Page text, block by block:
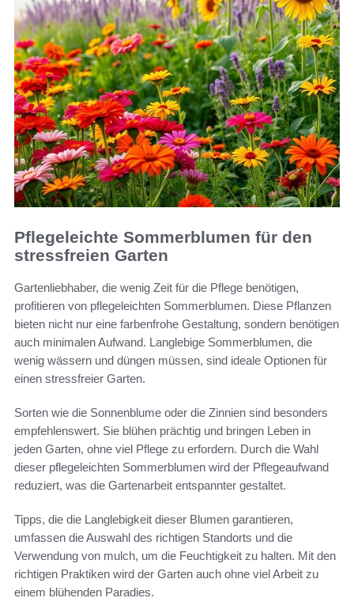
Pflegeleichte Sommerblumen für den
stressfreien Garten
Gartenliebhaber, die wenig Zeit für die Pflege benötigen,
profitieren von pflegeleichten Sommerblumen. Diese Pflanzen
bieten nicht nur eine farbenfrohe Gestaltung, sondern benötigen
auch minimalen Aufwand. Langlebige Sommerblumen, die
wenig wässern und düngen müssen, sind ideale Optionen für
einen stressfreier Garten.
Sorten wie die Sonnenblume oder die Zinnien sind besonders
empfehlenswert. Sie blühen prächtig und bringen Leben in
jeden Garten, ohne viel Pflege zu erfordern. Durch die Wahl
dieser pflegeleichten Sommerblumen wird der Pflegeaufwand
reduziert, was die Gartenarbeit entspannter gestaltet.
Tipps, die die Langlebigkeit dieser Blumen garantieren,
umfassen die Auswahl des richtigen Standorts und die
Verwendung von mulch, um die Feuchtigkeit zu halten. Mit den
richtigen Praktiken wird der Garten auch ohne viel Arbeit zu
einem blühenden Paradies.